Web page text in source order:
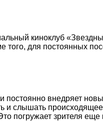
киноклуб
того, для постоянных
постоянно внедряет
и слышать
погружает зрителя